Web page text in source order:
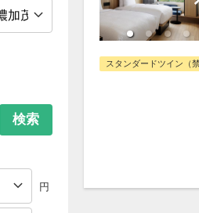
検索
円
スタンダードツイン（禁